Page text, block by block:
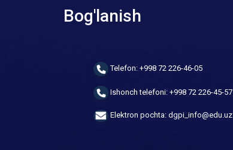
Bog'lanish
Telefon: +998 72 226-46-05
Ishonch telefoni: +998 72 226-45-57
Elektron pochta: dgpi_info@edu.uz